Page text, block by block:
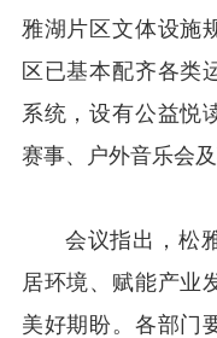
雅湖片区文体设施
区已基本配齐各类
系统，设有公益悦
赛事、户外音乐会
会议指出，松
居环境、赋能产业
美好期盼。各部门